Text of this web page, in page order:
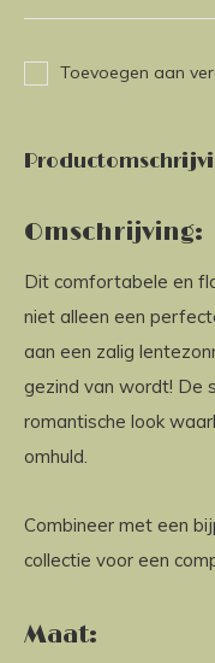
Toevoegen aan
Omschrijving:
Dit comfortabele en
niet alleen een
aan een zalig
gezind van wordt! De
romantische look
omhuld.
Combineer met een
collectie voor een
Maat: